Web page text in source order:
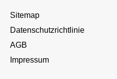
Sitemap
Datenschutzrichtlinie
AGB
Impressum